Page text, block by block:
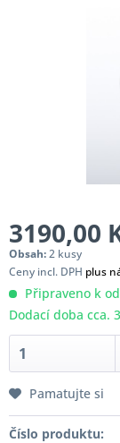
3190,00
Obsah:2 kusy
Ceny incl. DPH plus
Připraveno k
Dodací doba cca.
Pamatujte si
Číslo produktu: